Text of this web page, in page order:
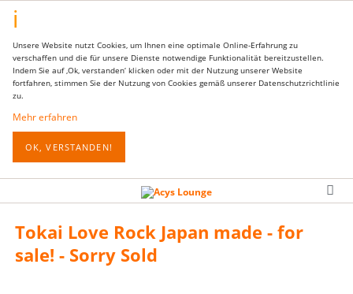
Unsere Website nutzt Cookies, um Ihnen eine optimale Online-Erfahrung zu
verschaffen und die für unsere Dienste notwendige Funktionalität bereitzustellen.
Indem Sie auf ‚Ok, verstanden‘ klicken oder mit der Nutzung unserer Website
fortfahren, stimmen Sie der Nutzung von Cookies gemäß unserer Datenschutzrichtlinie
zu.
Mehr erfahren
OK, VERSTANDEN!
Tokai Love Rock Japan made - for
sale! - Sorry Sold